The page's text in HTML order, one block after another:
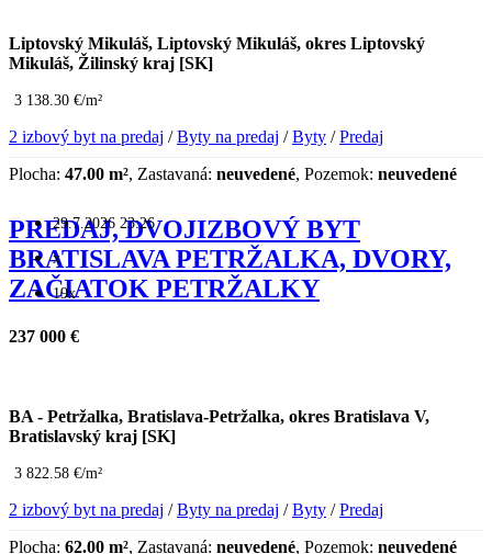
Liptovský Mikuláš, Liptovský Mikuláš, okres Liptovský
Mikuláš, Žilinský kraj [SK]
3 138.30 €/m²
2 izbový byt na predaj /Byty na predaj /Byty /Predaj
Plocha: 47.00 m², Zastavaná: neuvedené, Pozemok: neuvedené
29.7.2026 23:26
x
19x
PREDAJ, DVOJIZBOVÝ BYT
BRATISLAVA PETRŽALKA, DVORY,
ZAČIATOK PETRŽALKY
237 000 €
BA - Petržalka, Bratislava-Petržalka, okres Bratislava V,
Bratislavský kraj [SK]
3 822.58 €/m²
2 izbový byt na predaj /Byty na predaj /Byty /Predaj
Plocha: 62.00 m², Zastavaná: neuvedené, Pozemok: neuvedené